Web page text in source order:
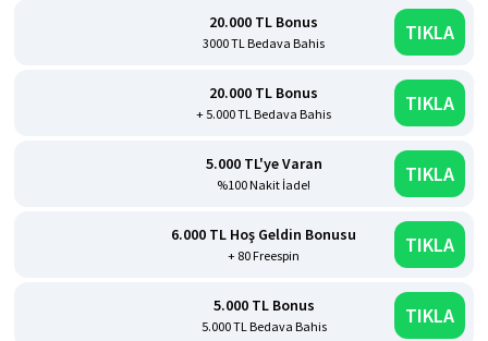
20.000 TL Bonus
3000 TL Bedava Bahis TIKLA
20.000 TL Bonus
+ 5.000 TL Bedava Bahis TIKLA
5.000 TL'ye Varan
%100 Nakit İade! TIKLA
6.000 TL Hoş Geldin Bonusu
+ 80 Freespin TIKLA
5.000 TL Bonus
5.000 TL Bedava Bahis TIKLA